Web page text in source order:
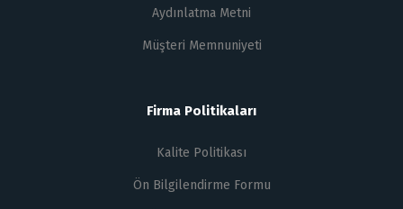
Aydınlatma Metni
Müşteri Memnuniyeti
Firma Politikaları
Kalite Politikası
Ön Bilgilendirme Formu